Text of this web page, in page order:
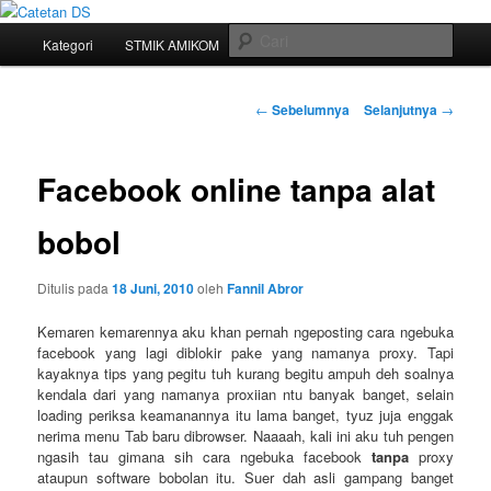
Mari bermimpi dan ciptakan kehendak
Langsung
utama
Kategori STMIK AMIKOM Tukar Link
Navigasi
← Sebelumnya Selanjutnya →
Facebook online tanpa alat
bobol
Ditulis pada18 Juni, 2010olehFannil Abror
Kemaren kemarennya aku khan pernah ngeposting cara ngebuka
facebook yang lagi diblokir pake yang namanya proxy. Tapi
kayaknya tips yang pegitu tuh kurang begitu ampuh deh soalnya
kendala dari yang namanya proxiian ntu banyak banget, selain
loading periksa keamanannya itu lama banget, tyuz juja enggak
nerima menu Tab baru dibrowser. Naaaah, kali ini aku tuh pengen
ngasih tau gimana sih cara ngebuka facebook tanpaproxy
ataupun software bobolan itu. Suer dah asli gampang banget